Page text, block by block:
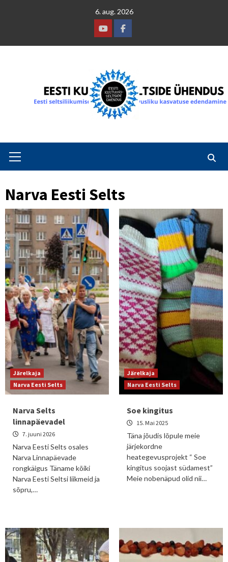
6. aug. 2026
YoutubeFacebook
Menu
Narva Eesti Selts
Järelkaja
Narva Eesti Selts
Narva Selts
linnapäevadel
7. juuni 2026
Narva Eesti Selts osales
Narva Linnapäevade
rongkäigus Täname kõiki
Narva Eesti Seltsi liikmeid ja
sõpru,…
Järelkaja
Narva Eesti Selts
Soe kingitus
15. Mai 2025
Täna jõudis lõpule meie
järjekordne
heategevusprojekt “ Soe
kingitus soojast südamest”
Meie nobenäpud olid nii…